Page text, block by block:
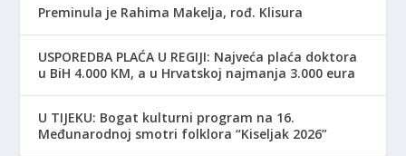
Preminula je Rahima Makelja, rođ. Klisura
USPOREDBA PLAĆA U REGIJI: Najveća plaća doktora
u BiH 4.000 KM, a u Hrvatskoj najmanja 3.000 eura
​U TIJEKU: Bogat kulturni program na 16.
Međunarodnoj smotri folklora “Kiseljak 2026”